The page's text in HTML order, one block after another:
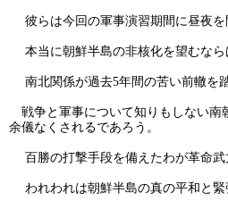
彼らは今回の軍事演習期間に昼夜を
本当に朝鮮半島の非核化を望むなら
南北関係が過去5年間の苦い前轍を
戦争と軍事について知りもしない南
余儀なくされるであろう。
百勝の打撃手段を備えたわが革命武
われわれは朝鮮半島の真の平和と緊